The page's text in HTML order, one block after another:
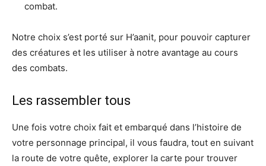
combat.
Notre choix s’est porté sur H’aanit, pour pouvoir capturer
des créatures et les utiliser à notre avantage au cours
des combats.
Les rassembler tous
Une fois votre choix fait et embarqué dans l’histoire de
votre personnage principal, il vous faudra, tout en suivant
la route de votre quête, explorer la carte pour trouver